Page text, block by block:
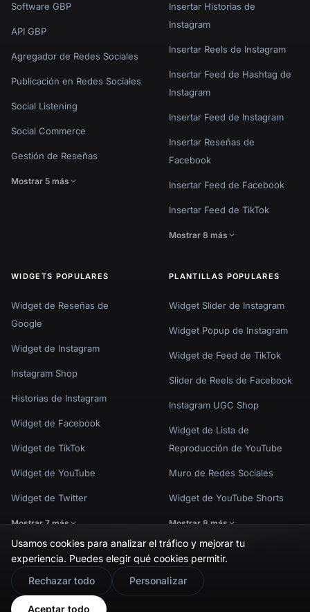
Software GBP
API GBP
Agregador de Redes Sociales
Publicación en Redes Sociales
Social Listening
Social Commerce
Gestión de Reseñas
Mostrar 5 más
Insertar Historias de
Instagram
Insertar Reels de Instagram
Insertar Feed de Hashtag de
Instagram
Insertar Feed de Instagram
Insertar Reseñas de
Facebook
Insertar Feed de Facebook
Insertar Feed de TikTok
Mostrar 8 más
WIDGETS POPULARES
Widget de Reseñas de
Google
Widget de Instagram
Instagram Shop
Historias de Instagram
Widget de Facebook
Widget de TikTok
Widget de YouTube
Widget de Twitter
Mostrar 7 más
PLANTILLAS POPULARES
Widget Slider de Instagram
Widget Popup de Instagram
Widget de Feed de TikTok
Slider de Reels de Facebook
Instagram UGC Shop
Widget de Lista de
Reproducción de YouTube
Muro de Redes Sociales
Widget de YouTube Shorts
Mostrar 8 más
© EmbedSocial 2026. Todos los derechos reservados.
Política de Privacidad Términos de UsoConfiguración de cookies
Usamos cookies para analizar el tráfico y mejorar tu
experiencia. Puedes elegir qué cookies permitir.
Rechazar todo
Personalizar
Aceptar todo
🇬🇧 Would you prefer this site in English?
View in English